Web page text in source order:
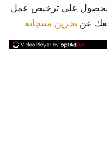
على ترخيص عمل
عن تخزين منتجاته .